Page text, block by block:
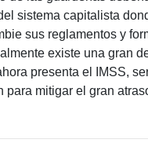
sistema capitalista
sus reglamentos y
existe una gran
presenta el IMSS,
mitigar el gran